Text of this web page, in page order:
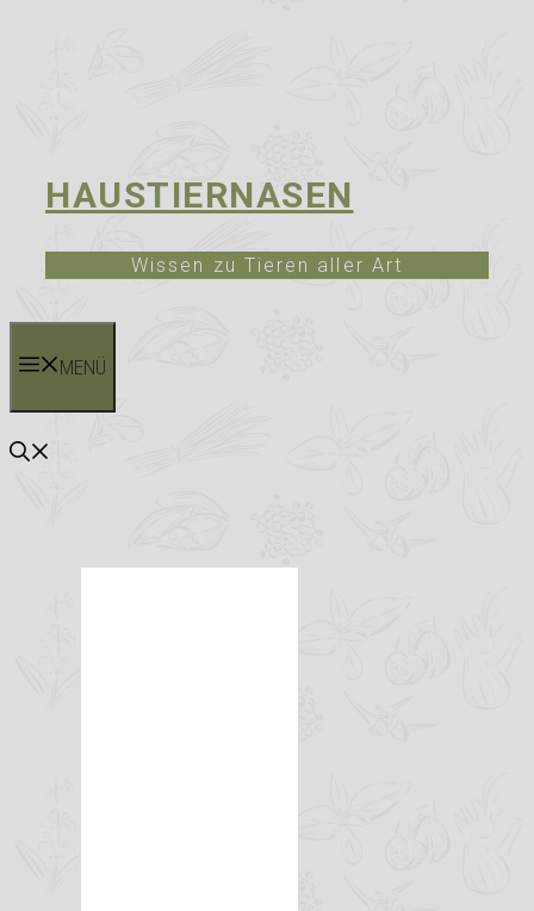
HAUSTIERNASEN
Wissen zu Tieren aller Art
MENÜ